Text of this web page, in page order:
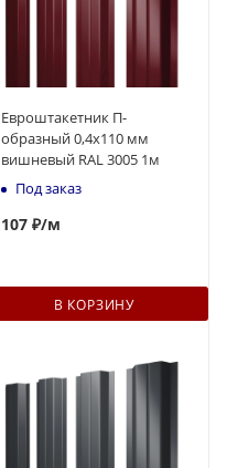
Евроштакетник П-
образный 0,4x110 мм
вишневый RAL 3005 1м
Под заказ
107 ₽/м
В КОРЗИНУ